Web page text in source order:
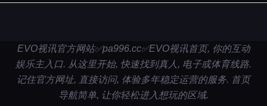
EVO视讯官方网站✅pa996.cc✅EVO视讯首页, 你的互动
娱乐主入口. 从这里开始, 快速找到真人, 电子或体育线路.
记住官方网址, 直接访问, 体验多年稳定运营的服务. 首页
导航简单, 让你轻松进入想玩的区域.